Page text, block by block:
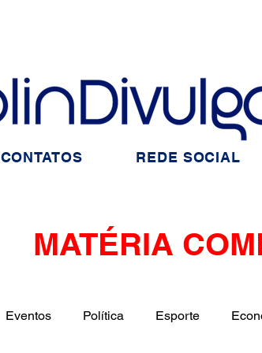
MATÉRIA
Eventos Política Esporte
CONTATOS REDE SOCIAL